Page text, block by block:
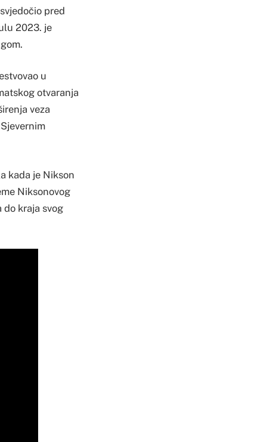
pred
2023. je
u
otvaranja
veza
kada je Nikson
Niksonovog
do kraja svog